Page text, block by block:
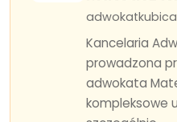
Kancelaria
prowadzona
adwokata
kompleksowe